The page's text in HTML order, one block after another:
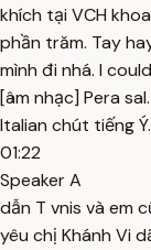
khích tại VCH
phần trăm. Tay
mình đi nhá. I
[âm nhạc] Pera
Italian chút tiếng Ý.
01:22
Speaker A
dẫn T vnis và em
yêu chị Khánh Vi